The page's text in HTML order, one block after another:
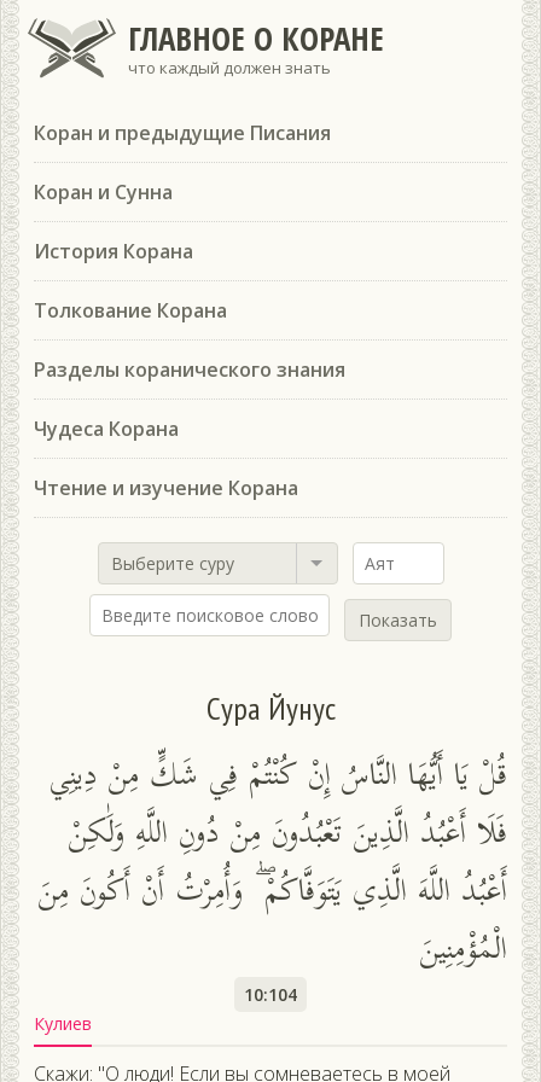
ГЛАВНОЕ О КОРАНЕ
что каждый должен знать
Коран и предыдущие Писания
Коран и Сунна
История Корана
Толкование Корана
Разделы коранического знания
Чудеса Корана
Чтение и изучение Корана
Выберите суру
Показать
Сура Йунус
قُلْ يَا أَيُّهَا النَّاسُ إِنْ كُنْتُمْ فِي شَكٍّ مِنْ دِينِي
فَلَا أَعْبُدُ الَّذِينَ تَعْبُدُونَ مِنْ دُونِ اللَّهِ وَلَٰكِنْ
أَعْبُدُ اللَّهَ الَّذِي يَتَوَفَّاكُمْ ۖ وَأُمِرْتُ أَنْ أَكُونَ مِنَ
الْمُؤْمِنِينَ
10:104
Кулиев
Скажи: "О люди! Если вы сомневаетесь в моей